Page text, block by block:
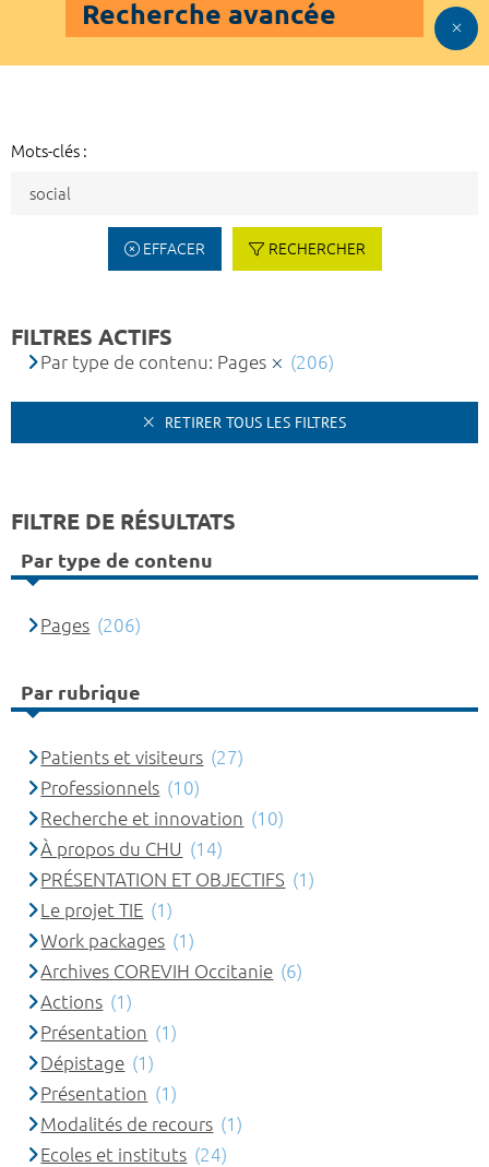
Recherche avancée
Mots-clés :
EFFACER RECHERCHER
FILTRES ACTIFS
Par type de contenu: Pages (206)
RETIRER TOUS LES FILTRES
FILTRE DE RÉSULTATS
Par type de contenu
Pages (206)
Par rubrique
Patients et visiteurs (27)
Professionnels (10)
Recherche et innovation (10)
À propos du CHU (14)
PRÉSENTATION ET OBJECTIFS (1)
Le projet TIE (1)
Work packages (1)
Archives COREVIH Occitanie (6)
Actions (1)
Présentation (1)
Dépistage (1)
Présentation (1)
Modalités de recours (1)
Ecoles et instituts (24)